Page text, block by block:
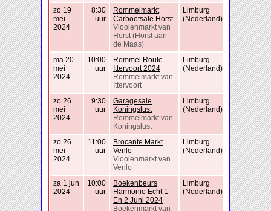
zo 19
mei
2024
8:30
uur
Rommelmarkt
Carbootsale Horst
Vlooienmarkt van
Horst (Horst aan
de Maas)
Limburg
(Nederland)
ma 20
mei
2024
10:00
uur
Rommel Route
Ittervoort 2024
Rommelmarkt van
Ittervoort
Limburg
(Nederland)
zo 26
mei
2024
9:30
uur
Garagesale
Koningslust
Rommelmarkt van
Koningslust
Limburg
(Nederland)
zo 26
mei
2024
11:00
uur
Brocante Markt
Venlo
Vlooienmarkt van
Venlo
Limburg
(Nederland)
za 1 jun
2024
10:00
uur
Boekenbeurs
Harmonie Echt 1
En 2 Juni 2024
Boekenmarkt van
Limburg
(Nederland)